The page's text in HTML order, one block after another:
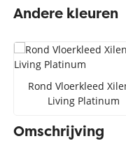
Andere kleuren
Rond Vloerkleed
Living Platinum
Omschrijving